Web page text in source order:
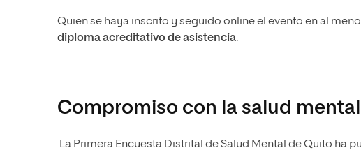
Quien se haya inscrito y seguido online el evento en al
diploma acreditativo de asistencia.
Compromiso con la salud
La Primera Encuesta Distrital de Salud Mental de Quito ha